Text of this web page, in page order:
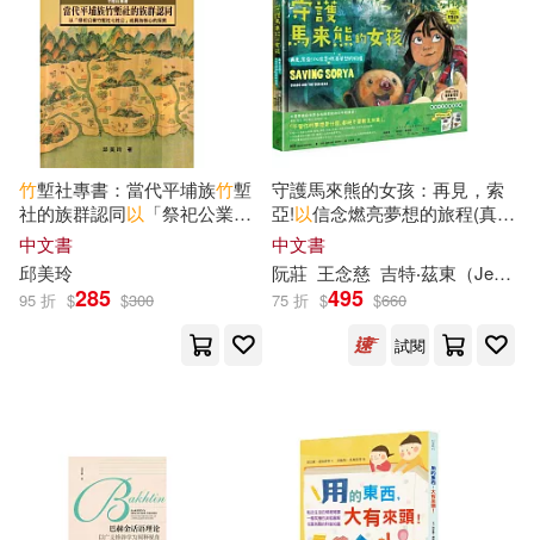
名師作者群(47)
東雨文化編輯部(47)
ユケモツ(46) 竹内梨恵(46)
阮義忠(45) 髭乃 慎士(44)
Katie Daynes(41)
白安竹(37) 純友良幸(36)
時報出版(285)
中國社會科學出版社(277)
法律出版社(272) 遠流(271)
清華大學出版社(264)
經濟科學出版社(243)
浙江大學出版社(226)
可海外宅配(28064)
可港澳店取(27432)
可新加坡店取(27134)
可菲律賓店取(27494)
(可複選)
本週上市新品(30)
竹塹社專書：當代平埔族竹塹
社的族群認同以 「祭祀公業竹
塹社七姓公」成員為核心的探
索
中文書
邱美玲
95 折 $285 $300
守護馬來熊的女孩：再見，索
亞!以信念燃亮夢想的旅程(真實
故事改編，隨書附贈手繪海報)
中文書
阮莊 王念慈 吉特‧茲東（Jeet Zdung）
75 折 $495 $660
試閱